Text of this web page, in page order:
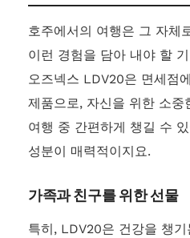
호주에서의 여행은 그 자체
이런 경험을 담아 내야 할
오즈넥스 LDV20은 면세점
제품으로, 자신을 위한 소중
여행 중 간편하게 챙길 수
성분이 매력적이지요.
가족과 친구를 위한 선물
특히, LDV20은 건강을 챙